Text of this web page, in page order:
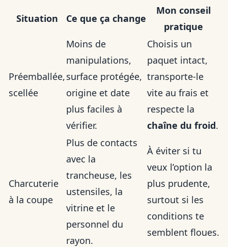
Situation Ce que ça change
Mon conseil
pratique
Préemballée,
scellée
Moins de
manipulations,
surface protégée,
origine et date
plus faciles à
vérifier.
Choisis un
paquet intact,
transporte-le
vite au frais et
respecte la
chaîne du froid.
Charcuterie
à la coupe
Plus de contacts
avec la
trancheuse, les
ustensiles, la
vitrine et le
personnel du
rayon.
À éviter si tu
veux l’option la
plus prudente,
surtout si les
conditions te
semblent floues.